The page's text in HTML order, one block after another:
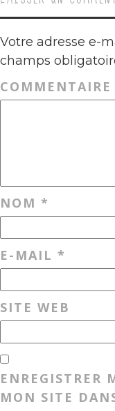
Votre adresse e-
champs
COMMENTAIRE
NOM *
E-MAIL *
SITE WEB
ENREGISTRER
MON SITE